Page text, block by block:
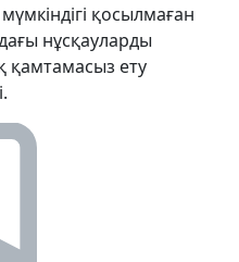
мүмкіндігі қосылмаған
нұсқауларды
қамтамасыз ету